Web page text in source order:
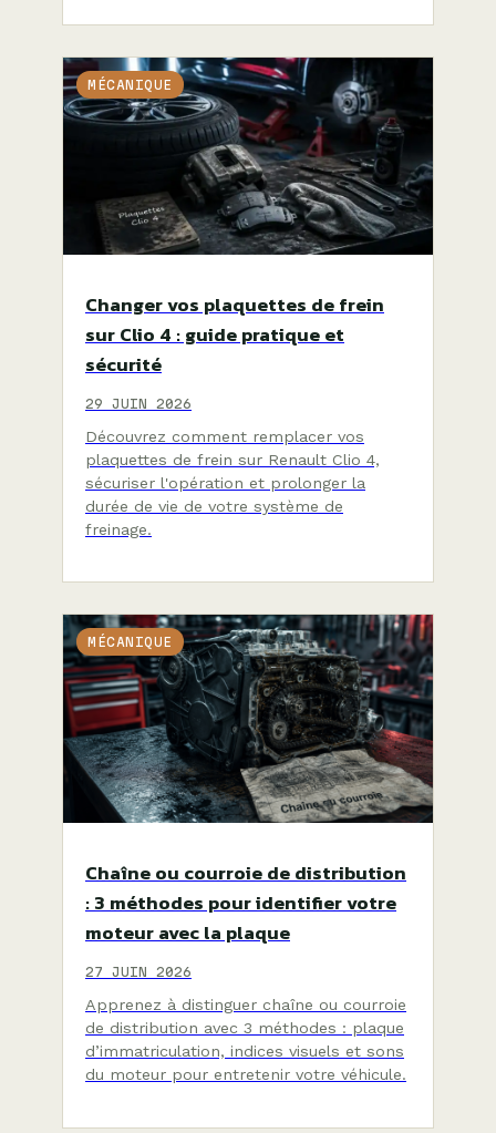
MÉCANIQUE
Changer vos plaquettes de frein
sur Clio 4 : guide pratique et
sécurité
29 JUIN 2026
Découvrez comment remplacer vos
plaquettes de frein sur Renault Clio 4,
sécuriser l'opération et prolonger la
durée de vie de votre système de
freinage.
MÉCANIQUE
Chaîne ou courroie de distribution
: 3 méthodes pour identifier votre
moteur avec la plaque
27 JUIN 2026
Apprenez à distinguer chaîne ou courroie
de distribution avec 3 méthodes : plaque
d’immatriculation, indices visuels et sons
du moteur pour entretenir votre véhicule.